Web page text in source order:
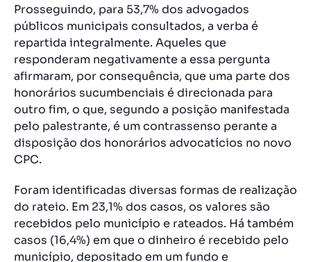
Prosseguindo, para 53,7% dos advogados
públicos municipais consultados, a verba é
repartida integralmente. Aqueles que
responderam negativamente a essa pergunta
afirmaram, por consequência, que uma parte dos
honorários sucumbenciais é direcionada para
outro fim, o que, segundo a posição manifestada
pelo palestrante, é um contrassenso perante a
disposição dos honorários advocatícios no novo
CPC.
Foram identificadas diversas formas de realização
do rateio. Em 23,1% dos casos, os valores são
recebidos pelo município e rateados. Há também
casos (16,4%) em que o dinheiro é recebido pelo
município, depositado em um fundo e